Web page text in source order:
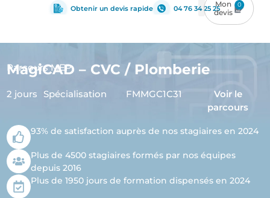
Obtenir un devis rapide 04 76 34 25 25 0
Parcours MEP
MagiCAD – CVC / Plomberie
2 jours Spécialisation FMMGC1C31
Voir le
parcours
93% de satisfaction auprès de nos stagiaires en 2024
Plus de 4500 stagiaires formés par nos équipes
depuis 2016
Plus de 1950 jours de formation dispensés en 2024